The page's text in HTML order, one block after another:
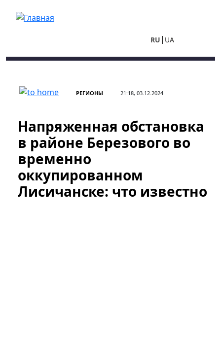
RU UA
РЕГИОНЫ 21:18, 03.12.2024
Напряженная обстановка
в районе Березового во
временно
оккупированном
Лисичанске: что известно